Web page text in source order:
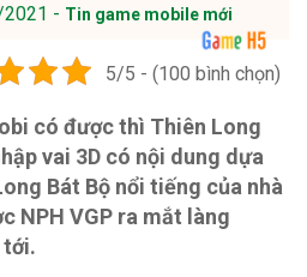
- Tin game mobile mới
5/5 - (100 bình chọn)
có được thì Thiên Long
vai 3D có nội dung dựa
Bát Bộ nổi tiếng của nhà
NPH VGP ra mắt làng
tới.